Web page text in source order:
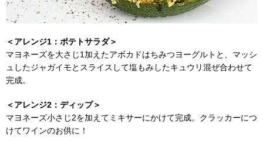
＜アレンジ1：ポテトサラダ＞
マヨネーズを大さじ1加えたアボカドはちみつヨーグルトと、マッシ
ュしたジャガイモとスライスして塩もみしたキュウリ混ぜ合わせて
完成。
＜アレンジ2：ディップ＞
マヨネーズ小さじ2を加えてミキサーにかけて完成。クラッカーにつ
けてワインのお供に！